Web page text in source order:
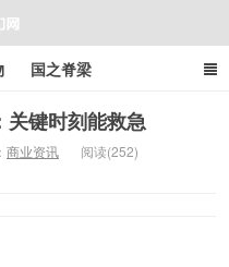
国之脊梁
在线工具箱
关键时刻能救急
商业资讯
阅读(252)